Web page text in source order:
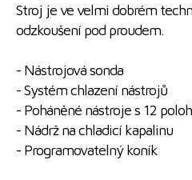
Stroj je ve velmi dobrém
odzkoušení pod proudem.
- Nástrojová sonda
- Systém chlazení nástrojů
- Poháněné nástroje s 12
- Nádrž na chladicí kapalinu
- Programovatelný koník